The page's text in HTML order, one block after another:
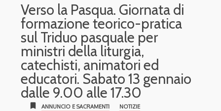
Verso la Pasqua. Giornata di
formazione teorico-pratica
sul Triduo pasquale per
ministri della liturgia,
catechisti, animatori ed
educatori. Sabato 13 gennaio
dalle 9.00 alle 17.30
bookmark ANNUNCIO E SACRAMENTI NOTIZIE